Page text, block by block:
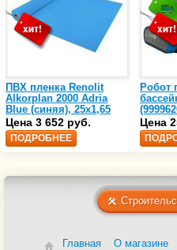
ПВХ пленка Renolit
Alkorplan 2000 Adria
Blue (синяя), 25х1,65
(35216203)
Цена 3 652 руб.
ПОДРОБНЕЕ
Робот
Цена
Главная О магазине